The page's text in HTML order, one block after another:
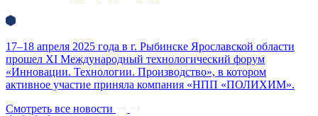
17–18 апреля 2025 года в г. Рыбинске Ярославской области
прошел XI Международный технологический форум
«Инновации. Технологии. Производство», в котором
активное участие приняла компания «НПП «ПОЛИХИМ».
Смотреть все новости